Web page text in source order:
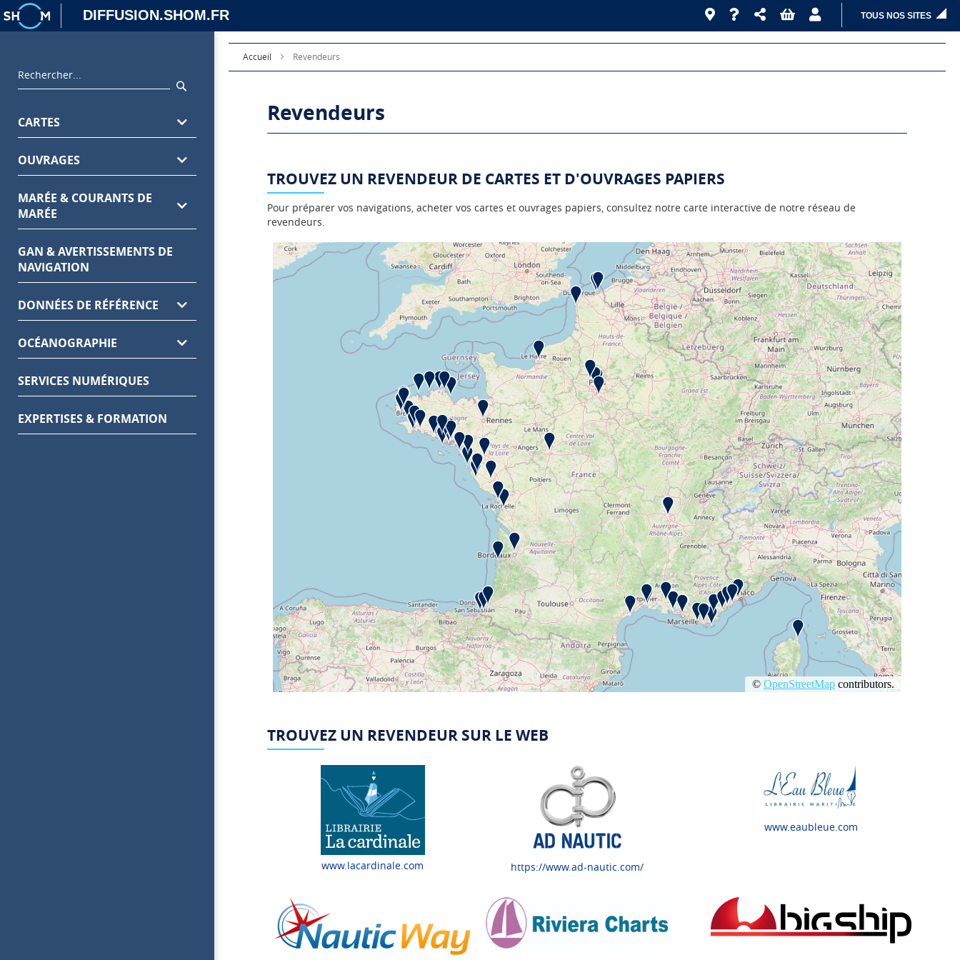
DIFFUSION.SHOM.FR TOUS NOS SITES
Rechercher
Menu
CARTES
OUVRAGES
MARÉE & COURANTS DE
MARÉE
GAN & AVERTISSEMENTS DE
NAVIGATION
DONNÉES DE RÉFÉRENCE
OCÉANOGRAPHIE
SERVICES NUMÉRIQUES
EXPERTISES & FORMATION
Accueil Revendeurs
Revendeurs
TROUVEZ UN REVENDEUR DE CARTES ET D'OUVRAGES PAPIERS
Pour préparer vos navigations, acheter vos cartes et ouvrages papiers, consultez notre carte interactive de notre réseau de
revendeurs.
TROUVEZ UN REVENDEUR SUR LE WEB
www.lacardinale.com https://www.ad-nautic.com/
www.eaubleue.com